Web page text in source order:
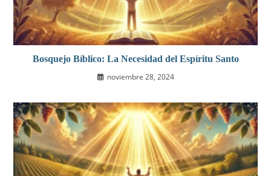
Bosquejo Bíblico: La Necesidad del Espíritu Santo
noviembre 28, 2024